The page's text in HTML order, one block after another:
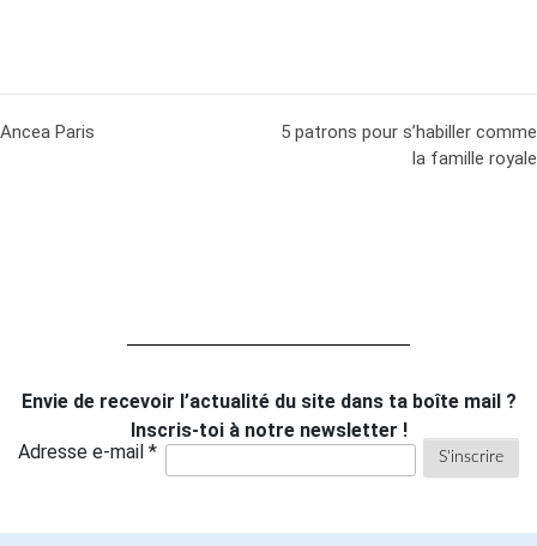
Ancea Paris
5 patrons pour s’habiller comme
la famille royale
Envie de recevoir l’actualité du site dans ta boîte mail ?
Inscris-toi à notre newsletter !
Adresse e-mail *